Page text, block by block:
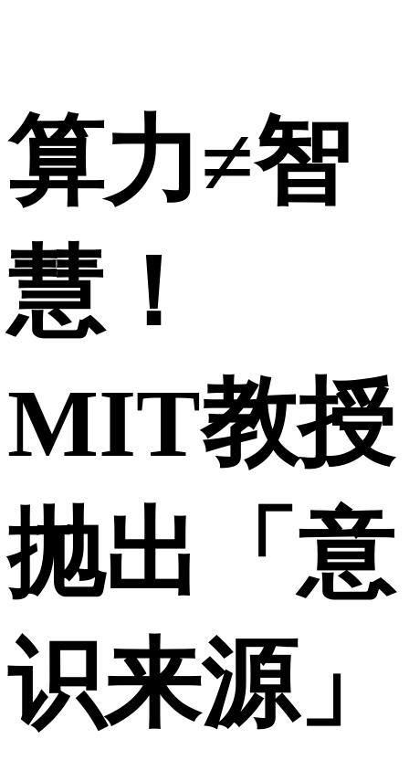
算力≠智
慧！
MIT教授
抛出「意
识来源」